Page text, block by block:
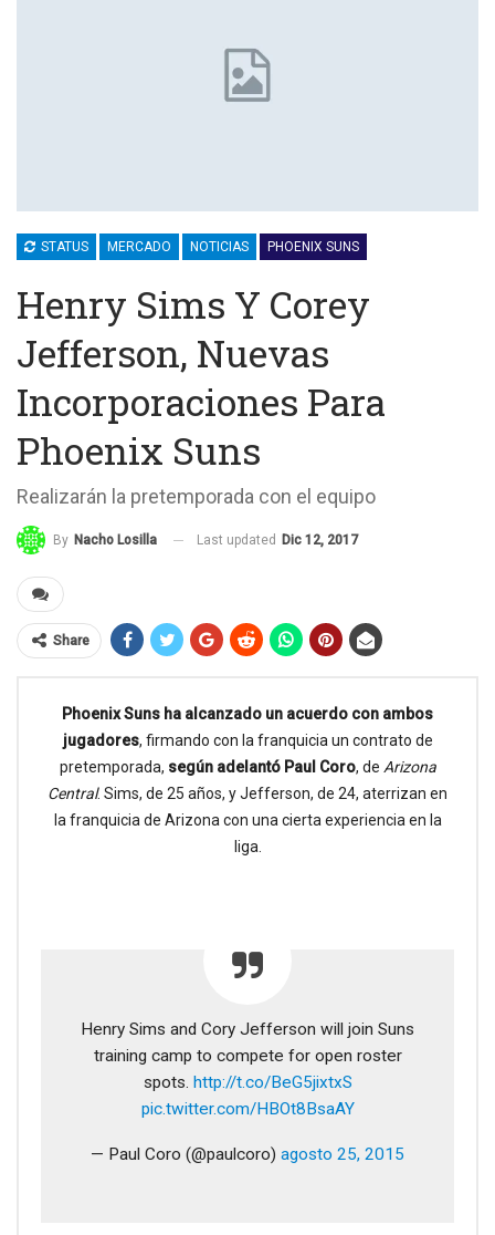
STATUS MERCADO NOTICIAS PHOENIX SUNS
Henry Sims Y Corey
Jefferson, Nuevas
Incorporaciones Para
Phoenix Suns
Realizarán la pretemporada con el equipo
By Nacho Losilla Last updated Dic 12, 2017
Share
Phoenix Suns ha alcanzado un acuerdo con ambos
jugadores, firmando con la franquicia un contrato de
pretemporada, según adelantó Paul Coro, de Arizona
Central. Sims, de 25 años, y Jefferson, de 24, aterrizan en
la franquicia de Arizona con una cierta experiencia en la
liga.
Henry Sims and Cory Jefferson will join Suns
training camp to compete for open roster
spots. http://t.co/BeG5jixtxS
pic.twitter.com/HBOt8BsaAY
— Paul Coro (@paulcoro) agosto 25, 2015